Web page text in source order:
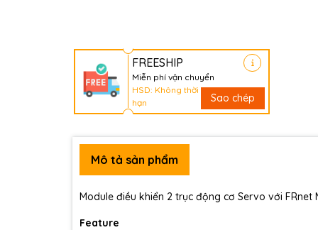
FREESHIP
Miễn phí vận chuyển
HSD: Không thời
hạn
Sao chép
Mô tả sản phẩm
Module điều khiển 2 trục động cơ Servo với FRnet
Feature